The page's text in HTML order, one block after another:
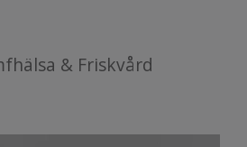
& Friskvård